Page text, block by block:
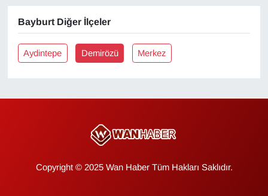
Bayburt Diğer İlçeler
Aydintepe Demirözü Merkez
Copyright © 2025 Wan Haber Tüm Hakları Saklıdır.
Kamu Alımları
Kültür & Sanat
MAGAZİN